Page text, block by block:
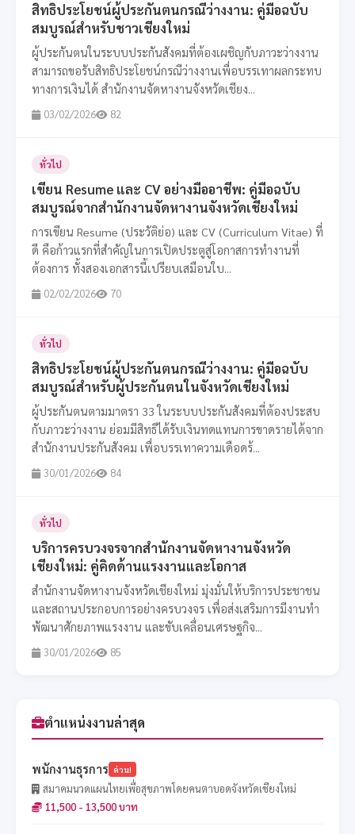
สิทธิประโยชน์ผู้ประกันตนกรณีว่างงาน: คู่มือฉบับ
สมบูรณ์สำหรับชาวเชียงใหม่
ผู้ประกันตนในระบบประกันสังคมที่ต้องเผชิญกับภาวะว่างงาน
สามารถขอรับสิทธิประโยชน์กรณีว่างงานเพื่อบรรเทาผลกระทบ
ทางการเงินได้ สำนักงานจัดหางานจังหวัดเชียง...
03/02/2026 82
ทั่วไป
เขียน Resume และ CV อย่างมืออาชีพ: คู่มือฉบับ
สมบูรณ์จากสำนักงานจัดหางานจังหวัดเชียงใหม่
การเขียน Resume (ประวัติย่อ) และ CV (Curriculum Vitae) ที่
ดี คือก้าวแรกที่สำคัญในการเปิดประตูสู่โอกาสการทำงานที่
ต้องการ ทั้งสองเอกสารนี้เปรียบเสมือนใบ...
02/02/2026 70
ทั่วไป
สิทธิประโยชน์ผู้ประกันตนกรณีว่างงาน: คู่มือฉบับ
สมบูรณ์สำหรับผู้ประกันตนในจังหวัดเชียงใหม่
ผู้ประกันตนตามมาตรา 33 ในระบบประกันสังคมที่ต้องประสบ
กับภาวะว่างงาน ย่อมมีสิทธิได้รับเงินทดแทนการขาดรายได้จาก
สำนักงานประกันสังคม เพื่อบรรเทาความเดือดร้...
30/01/2026 84
ทั่วไป
บริการครบวงจรจากสำนักงานจัดหางานจังหวัด
เชียงใหม่: คู่คิดด้านแรงงานและโอกาส
สำนักงานจัดหางานจังหวัดเชียงใหม่ มุ่งมั่นให้บริการประชาชน
และสถานประกอบการอย่างครบวงจร เพื่อส่งเสริมการมีงานทำ
พัฒนาศักยภาพแรงงาน และขับเคลื่อนเศรษฐกิจ...
30/01/2026 85
ตำแหน่งงานล่าสุด
พนักงานธุรการ ด่วน!
สมาคมนวดแผนไทยเพื่อสุขภาพโดยคนตาบอดจังหวัดเชียงใหม่
11,500 - 13,500 บาท